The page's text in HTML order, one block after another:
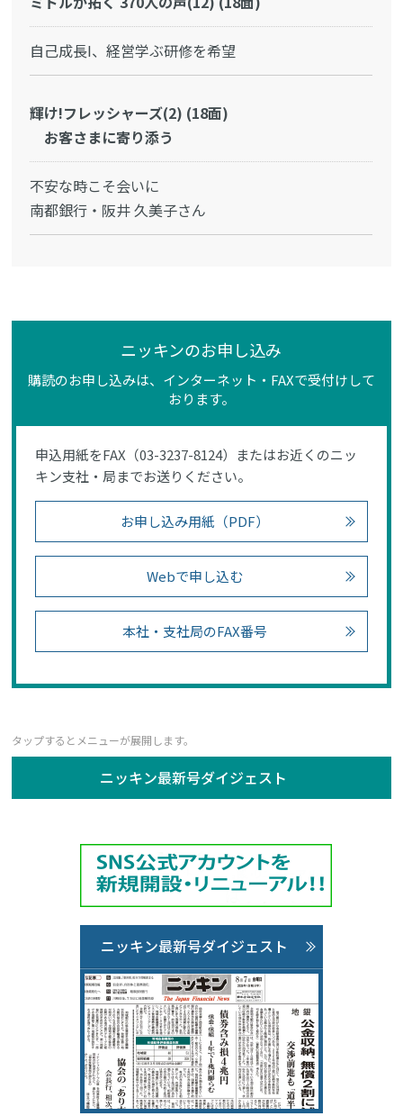
自己成長I、経営学ぶ研修を希望
輝け!フレッシャーズ(2) (18面)
お客さまに寄り添う
不安な時こそ会いに
南都銀行・阪井 久美子さん
ニッキンのお申し込み
購読のお申し込みは、インターネット・FAXで受付けして
おります。
申込用紙をFAX（03-3237-8124）またはお近くのニッ
キン支社・局までお送りください。
お申し込み用紙（PDF）
Webで申し込む
本社・支社局のFAX番号
ニッキン最新号ダイジェスト
ニッキン最新号ダイジェスト